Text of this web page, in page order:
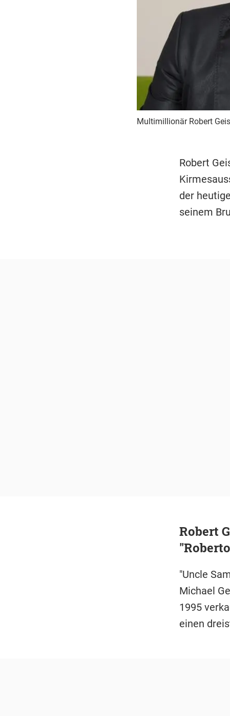
Multimillionär Robert
Robert
der
seinem
Robert
"Uncle
Michael
1995
einen